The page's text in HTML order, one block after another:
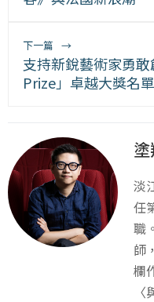
下一篇 →
支持新銳藝術家勇
Prize」卓越大獎名
淡
任
職
師
欄